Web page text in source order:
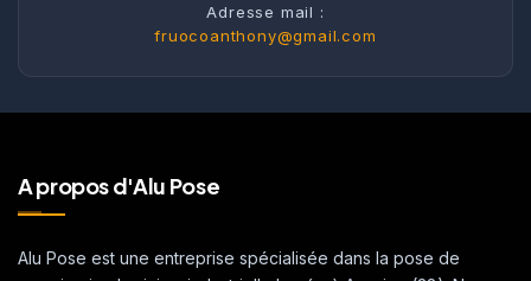
Adresse mail :
fruocoanthony@gmail.com
A propos d'Alu Pose
Alu Pose est une entreprise spécialisée dans la pose de